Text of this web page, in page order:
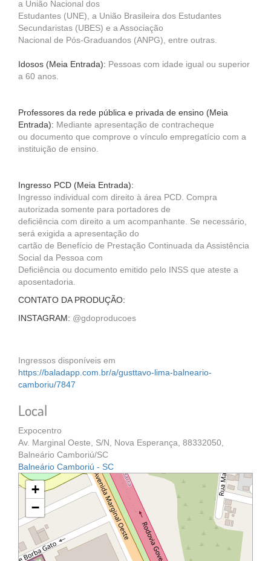
a União Nacional dos
Estudantes (UNE), a União Brasileira dos Estudantes
Secundaristas (UBES) e a Associação
Nacional de Pós-Graduandos (ANPG), entre outras.
Idosos (Meia Entrada): Pessoas com idade igual ou superior
a 60 anos.
Professores da rede pública e privada de ensino (Meia
Entrada): Mediante apresentação de contracheque
ou documento que comprove o vínculo empregatício com a
instituição de ensino.
Ingresso PCD (Meia Entrada):
Ingresso individual com direito à área PCD. Compra
autorizada somente para portadores de
deficiência com direito a um acompanhante. Se necessário,
será exigida a apresentação do
cartão de Benefício de Prestação Continuada da Assistência
Social da Pessoa com
Deficiência ou documento emitido pelo INSS que ateste a
aposentadoria.
CONTATO DA PRODUÇÃO:
INSTAGRAM: @gdoproducoes
Ingressos disponíveis em
https://baladapp.com.br/a/gusttavo-lima-balneario-
camboriu/7847
Local
Expocentro
Av. Marginal Oeste, S/N, Nova Esperança, 88332050,
Balneário Camboriú/SC
Balneário Camboriú - SC
+
−